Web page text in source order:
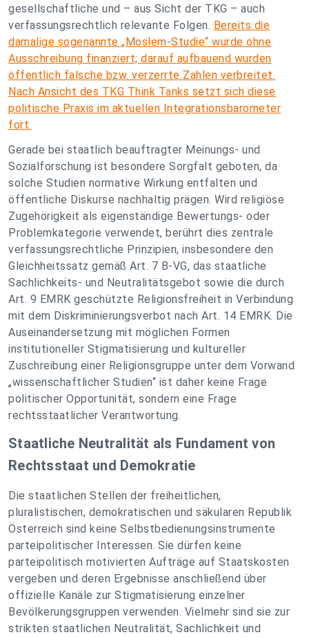
gesellschaftliche und – aus Sicht der TKG – auch
verfassungsrechtlich relevante Folgen. Bereits die
damalige sogenannte „Moslem-Studie“ wurde ohne
Ausschreibung finanziert; darauf aufbauend wurden
öffentlich falsche bzw. verzerrte Zahlen verbreitet.
Nach Ansicht des TKG Think Tanks setzt sich diese
politische Praxis im aktuellen Integrationsbarometer
fort.
Gerade bei staatlich beauftragter Meinungs- und
Sozialforschung ist besondere Sorgfalt geboten, da
solche Studien normative Wirkung entfalten und
öffentliche Diskurse nachhaltig prägen. Wird religiöse
Zugehörigkeit als eigenständige Bewertungs- oder
Problemkategorie verwendet, berührt dies zentrale
verfassungsrechtliche Prinzipien, insbesondere den
Gleichheitssatz gemäß Art. 7 B-VG, das staatliche
Sachlichkeits- und Neutralitätsgebot sowie die durch
Art. 9 EMRK geschützte Religionsfreiheit in Verbindung
mit dem Diskriminierungsverbot nach Art. 14 EMRK. Die
Auseinandersetzung mit möglichen Formen
institutioneller Stigmatisierung und kultureller
Zuschreibung einer Religionsgruppe unter dem Vorwand
„wissenschaftlicher Studien“ ist daher keine Frage
politischer Opportunität, sondern eine Frage
rechtsstaatlicher Verantwortung.
Staatliche Neutralität als Fundament von
Rechtsstaat und Demokratie
Die staatlichen Stellen der freiheitlichen,
pluralistischen, demokratischen und säkularen Republik
Österreich sind keine Selbstbedienungsinstrumente
parteipolitischer Interessen. Sie dürfen keine
parteipolitisch motivierten Aufträge auf Staatskosten
vergeben und deren Ergebnisse anschließend über
offizielle Kanäle zur Stigmatisierung einzelner
Bevölkerungsgruppen verwenden. Vielmehr sind sie zur
strikten staatlichen Neutralität, Sachlichkeit und